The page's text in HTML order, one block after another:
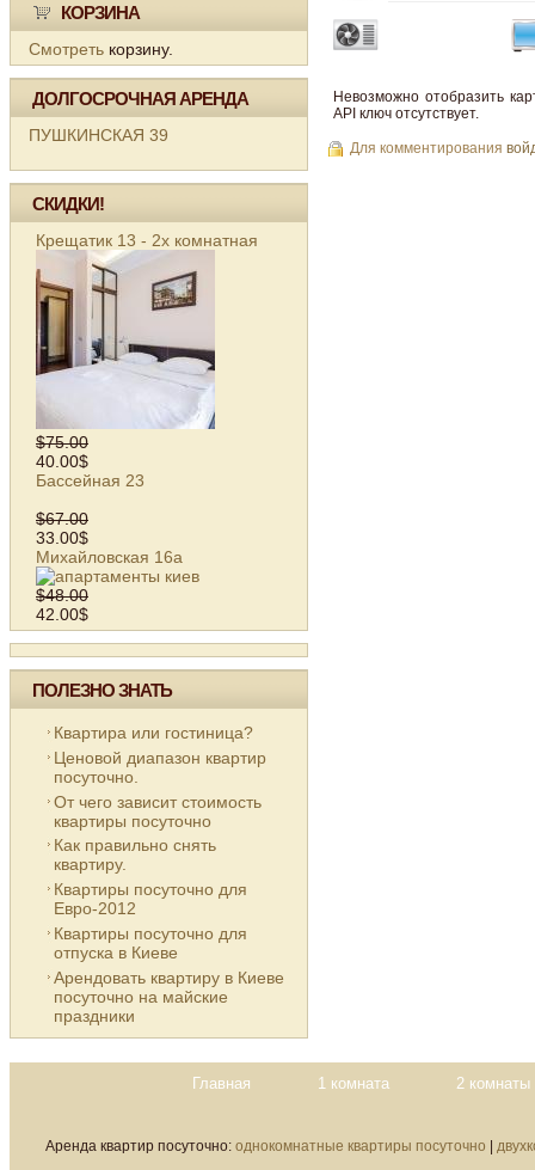
КОРЗИНА
Смотреть корзину.
ДОЛГОСРОЧНАЯ АРЕНДА
ПУШКИНСКАЯ 39
СКИДКИ!
Крещатик 13 - 2х комнатная
$75.00
40.00$
Бассейная 23
$67.00
33.00$
Михайловская 16а
$48.00
42.00$
ПОЛЕЗНО ЗНАТЬ
Квартира или гостиница?
Ценовой диапазон квартир
посуточно.
От чего зависит стоимость
квартиры посуточно
Как правильно снять
квартиру.
Квартиры посуточно для
Евро-2012
Квартиры посуточно для
отпуска в Киеве
Арендовать квартиру в Киеве
посуточно на майские
праздники
Невозможно отобразить
API ключ отсутствует.
Для комментирования
Главная 1 комната 2 комнаты
Аренда квартир посуточно: однокомнатные квартиры посуточно